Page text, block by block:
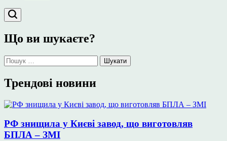
Що ви шукаєте?
Пошук:
Трендові новини
РФ знищила у Києві завод, що виготовляв
БПЛА – ЗМІ